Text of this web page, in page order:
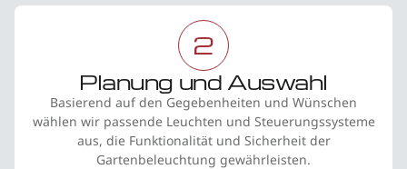
2
Planung und Auswahl
Basierend auf den Gegebenheiten und Wünschen
wählen wir passende Leuchten und Steuerungssysteme
aus, die Funktionalität und Sicherheit der
Gartenbeleuchtung gewährleisten.